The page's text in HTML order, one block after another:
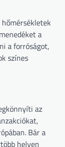
a
a forróságot,
színes
az
Bár a
helyen